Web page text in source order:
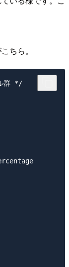
ちら。
群 */